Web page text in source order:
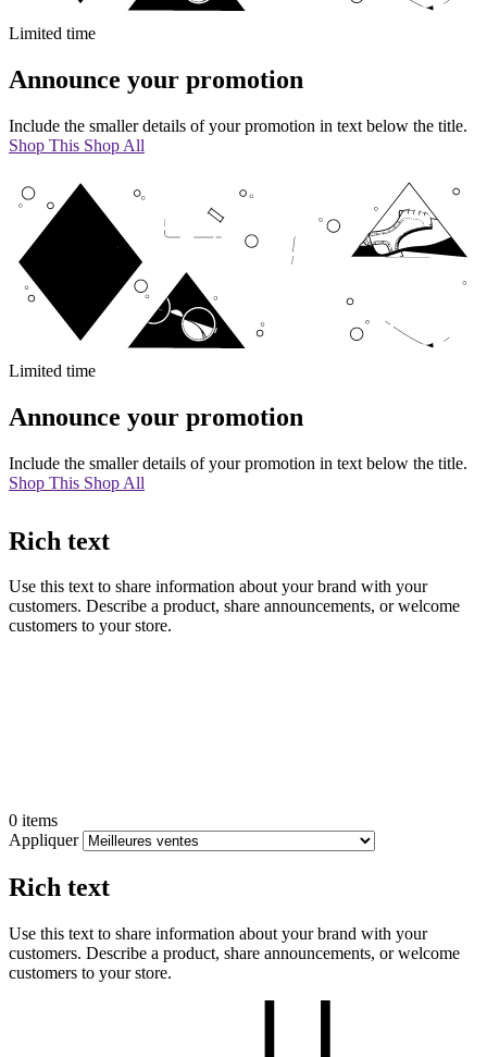
Limited time
Announce your promotion
Include the smaller details of your promotion in text below the title.
Shop This Shop All
Limited time
Announce your promotion
Include the smaller details of your promotion in text below the title.
Shop This Shop All
Rich text
Use this text to share information about your brand with your
customers. Describe a product, share announcements, or welcome
customers to your store.
0 items
Appliquer
Rich text
Use this text to share information about your brand with your
customers. Describe a product, share announcements, or welcome
customers to your store.